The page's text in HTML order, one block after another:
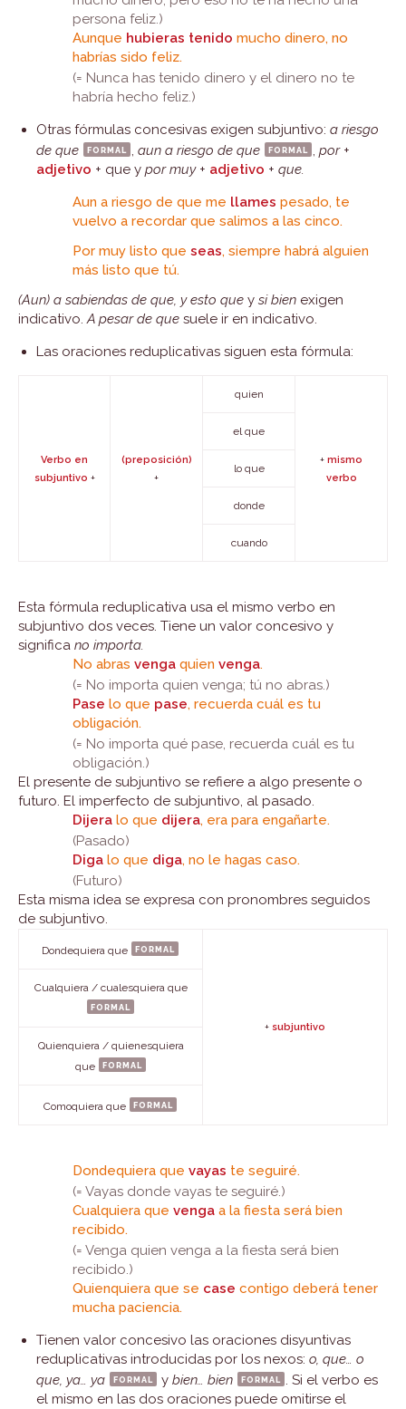
persona feliz.)
Aunque hubieras tenido mucho dinero, no
habrías sido feliz.
(= Nunca has tenido dinero y el dinero no te
habría hecho feliz.)
Otras fórmulas concesivas exigen subjuntivo: a riesgo
de que formal , aun a riesgo de que formal , por+
adjetivo + que y por muy+ adjetivo + que.
Aun a riesgo de que me llames pesado, te
vuelvo a recordar que salimos a las cinco.
Por muy listo que seas, siempre habrá alguien
más listo que tú.
(Aun) a sabiendas de que, y esto que y si bien exigen
indicativo. A pesar de que suele ir en indicativo.
Las oraciones reduplicativas siguen esta fórmula:
Verbo en
subjuntivo +
(preposición)
+
quien
+ mismo
verbo
el que
lo que
donde
cuando
Esta fórmula reduplicativa usa el mismo verbo en
subjuntivo dos veces. Tiene un valor concesivo y
significa no importa.
No abras venga quien venga.
(= No importa quien venga; tú no abras.)
Pase lo que pase, recuerda cuál es tu
obligación.
(= No importa qué pase, recuerda cuál es tu
obligación.)
El presente de subjuntivo se refiere a algo presente o
futuro. El imperfecto de subjuntivo, al pasado.
Dijera lo que dijera, era para engañarte.
(Pasado)
Diga lo que diga, no le hagas caso.
(Futuro)
Esta misma idea se expresa con pronombres seguidos
de subjuntivo.
Dondequiera que formal
+ subjuntivo
Cualquiera / cualesquiera que
formal
Quienquiera / quienesquiera
que formal
Comoquiera que formal
Dondequiera que vayas te seguiré.
(= Vayas donde vayas te seguiré.)
Cualquiera que venga a la fiesta será bien
recibido.
(= Venga quien venga a la fiesta será bien
recibido.)
Quienquiera que se case contigo deberá tener
mucha paciencia.
Tienen valor concesivo las oraciones disyuntivas
reduplicativas introducidas por los nexos: o, que… o
que, ya… ya formal y bien… bien formal . Si el verbo es
el mismo en las dos oraciones puede omitirse el